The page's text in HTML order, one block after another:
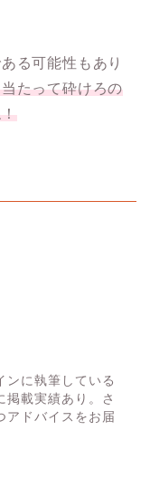
る可能性もあり
たって砕けろの
ンに執筆している
掲載実績あり。さ
アドバイスをお届